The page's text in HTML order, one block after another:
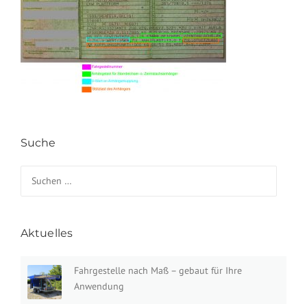
Suche
Aktuelles
Fahrgestelle nach Maß – gebaut für Ihre
Anwendung